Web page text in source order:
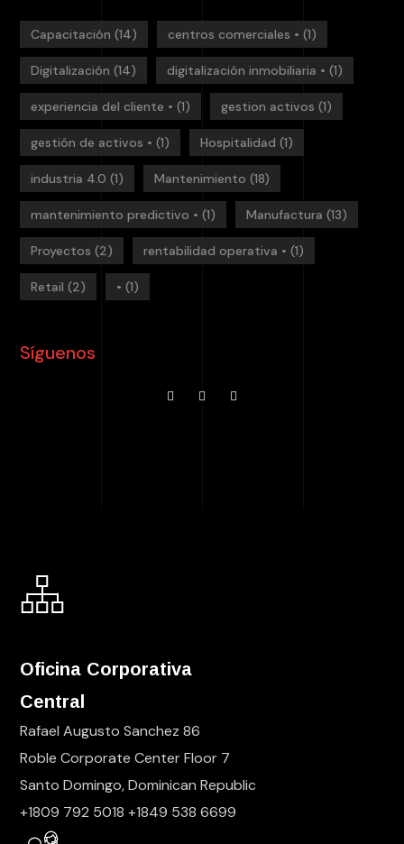
Capacitación (14) centros comerciales • (1)
Digitalización (14) digitalización inmobiliaria • (1)
experiencia del cliente • (1) gestion activos (1)
gestión de activos • (1) Hospitalidad (1)
industria 4.0 (1) Mantenimiento (18)
mantenimiento predictivo • (1) Manufactura (13)
Proyectos (2) rentabilidad operativa • (1)
Retail (2) • (1)
Síguenos
Oficina Corporativa
Central
Rafael Augusto Sanchez 86
Roble Corporate Center Floor 7
Santo Domingo, Dominican Republic
+1809 792 5018 +1849 538 6699